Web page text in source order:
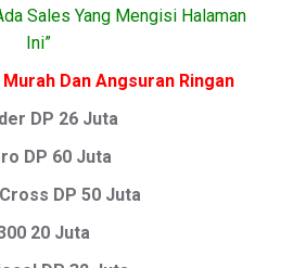
Sales Yang Mengisi Halaman
Ini”
Dan Angsuran Ringan
DP 26 Juta
DP 60 Juta
DP 50 Juta
20 Juta